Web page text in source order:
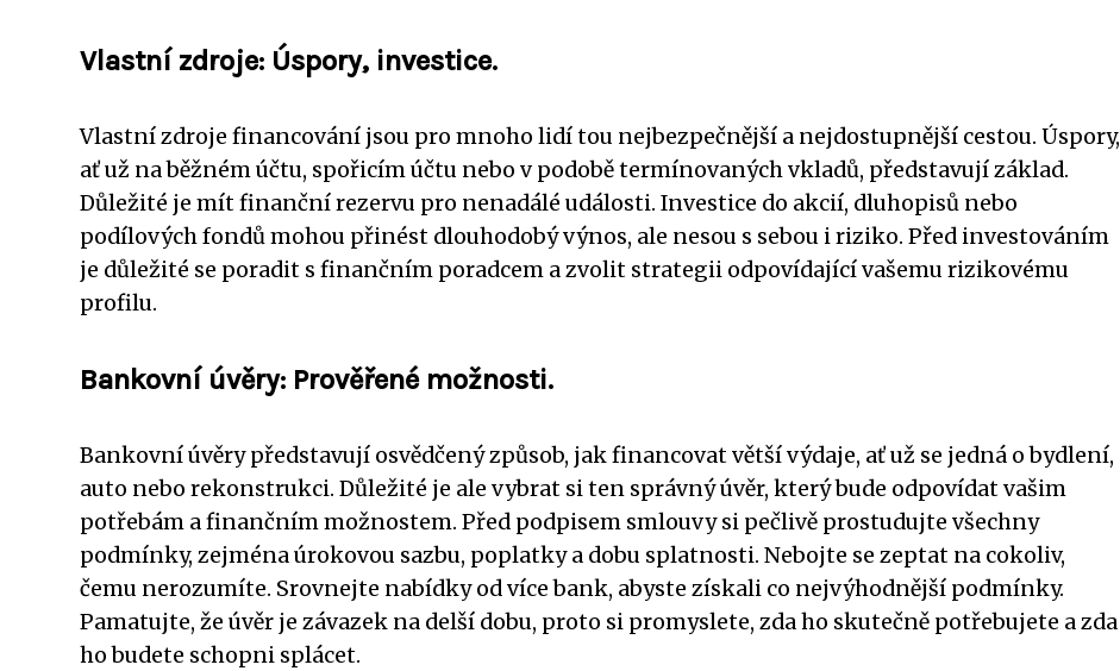
Vlastní zdroje: Úspory, investice.
Vlastní zdroje financování jsou pro mnoho lidí tou nejbezpečnější a nejdostupnější cestou. Úspory,
ať už na běžném účtu, spořicím účtu nebo v podobě termínovaných vkladů, představují základ.
Důležité je mít finanční rezervu pro nenadálé události. Investice do akcií, dluhopisů nebo
podílových fondů mohou přinést dlouhodobý výnos, ale nesou s sebou i riziko. Před investováním
je důležité se poradit s finančním poradcem a zvolit strategii odpovídající vašemu rizikovému
profilu.
Bankovní úvěry: Prověřené možnosti.
Bankovní úvěry představují osvědčený způsob, jak financovat větší výdaje, ať už se jedná o bydlení,
auto nebo rekonstrukci. Důležité je ale vybrat si ten správný úvěr, který bude odpovídat vašim
potřebám a finančním možnostem. Před podpisem smlouvy si pečlivě prostudujte všechny
podmínky, zejména úrokovou sazbu, poplatky a dobu splatnosti. Nebojte se zeptat na cokoliv,
čemu nerozumíte. Srovnejte nabídky od více bank, abyste získali co nejvýhodnější podmínky.
Pamatujte, že úvěr je závazek na delší dobu, proto si promyslete, zda ho skutečně potřebujete a zda
ho budete schopni splácet.